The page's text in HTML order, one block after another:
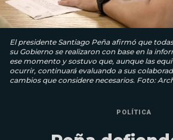
El presidente Santiago Peña afirmó que
su Gobierno se realizaron con base en la
ese momento y sostuvo que, aunque las
ocurrir, continuará evaluando a sus
cambios que considere necesarios. Foto:
POLÍTICA